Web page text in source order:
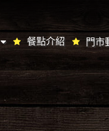
餐點介紹 門市